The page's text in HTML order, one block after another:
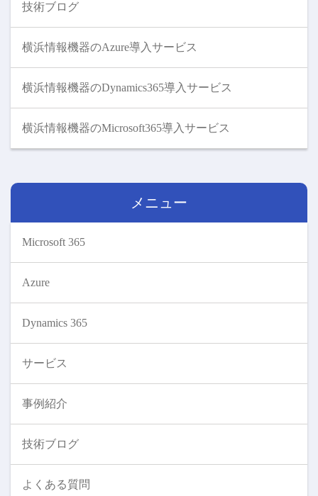
技術ブログ
横浜情報機器のAzure導入サービス
横浜情報機器のDynamics365導入サービス
横浜情報機器のMicrosoft365導入サービス
メニュー
Microsoft 365
Azure
Dynamics 365
サービス
事例紹介
技術ブログ
よくある質問